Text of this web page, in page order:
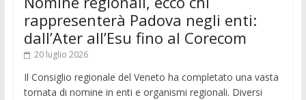
rappresenterà Padova negli enti:
dall’Ater all’Esu fino al Corecom
20 luglio 2026
Il Consiglio regionale del Veneto ha completato una vasta
tornata di nomine in enti e organismi regionali. Diversi